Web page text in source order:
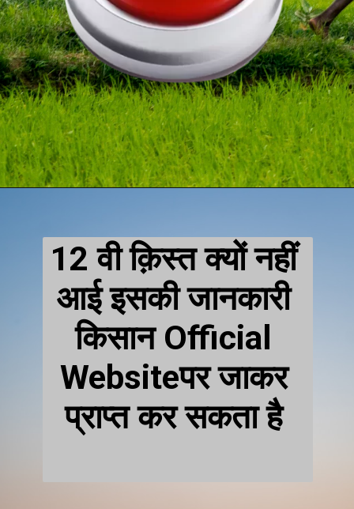
12 वी क़िस्त क्यों नहीं
आई इसकी जानकारी
किसान Official
Websiteपर जाकर
प्राप्त कर सकता है